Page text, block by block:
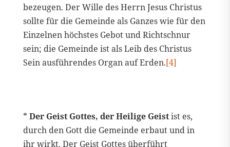
bezeugen. Der Wille des Herrn Jesus Christus
sollte für die Gemeinde als Ganzes wie für den
Einzelnen höchstes Gebot und Richtschnur
sein; die Gemeinde ist als Leib des Christus
Sein ausführendes Organ auf Erden.[4]
* Der Geist Gottes, der Heilige Geistist es,
durch den Gott die Gemeinde erbaut und in
ihr wirkt. Der Geist Gottes überführt